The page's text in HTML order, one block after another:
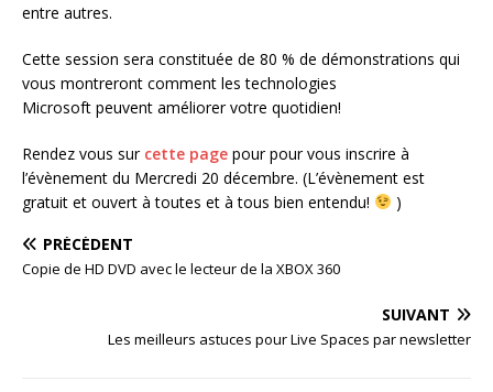
entre autres.
Cette session sera constituée de 80 % de démonstrations qui
vous montreront comment les technologies
Microsoft peuvent améliorer votre quotidien!
Rendez vous sur cette page pour pour vous inscrire à
l’évènement du Mercredi 20 décembre. (L’évènement est
gratuit et ouvert à toutes et à tous bien entendu!
)
PRÉCÉDENT
Copie de HD DVD avec le lecteur de la XBOX 360
SUIVANT
Les meilleurs astuces pour Live Spaces par newsletter